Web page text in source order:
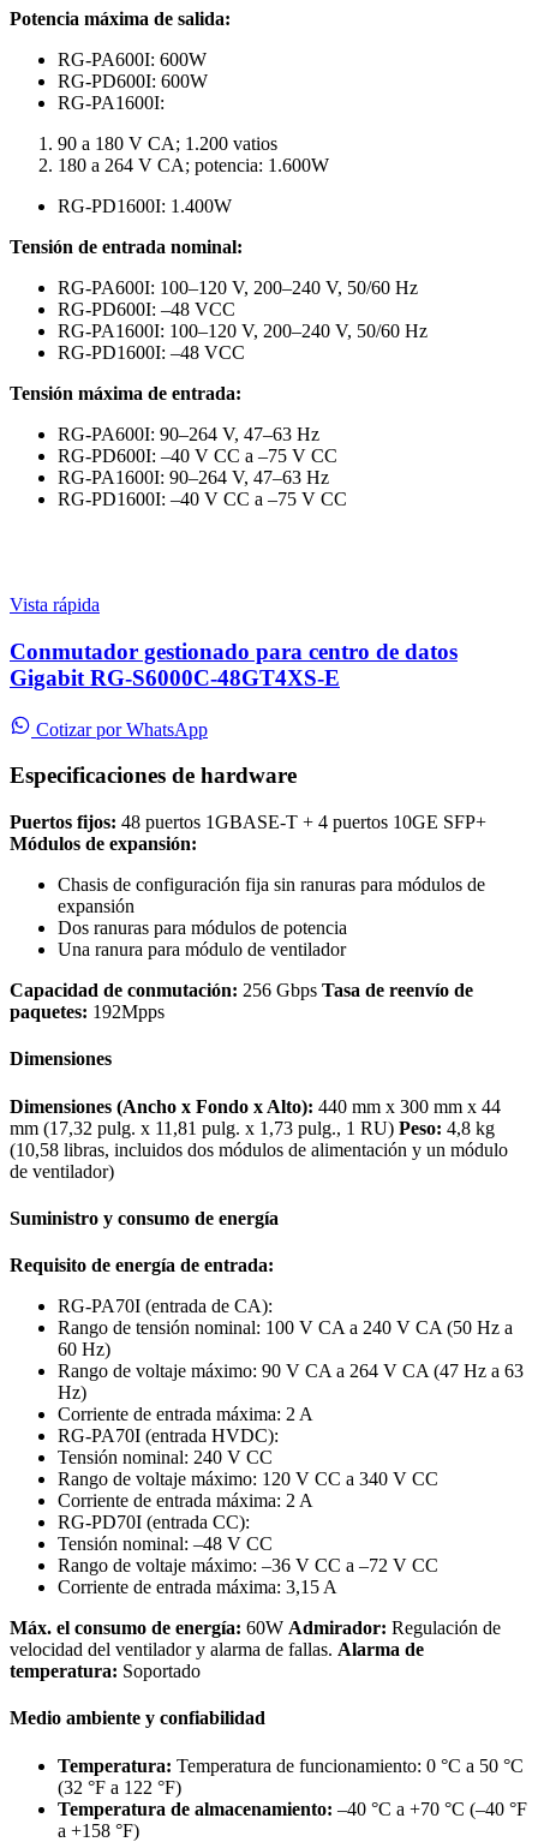
Potencia máxima de salida:
RG-PA600I: 600W
RG-PD600I: 600W
RG-PA1600I:
90 a 180 V CA; 1.200 vatios
180 a 264 V CA; potencia: 1.600W
RG-PD1600I: 1.400W
Tensión de entrada nominal:
RG-PA600I: 100–120 V, 200–240 V, 50/60 Hz
RG-PD600I: –48 VCC
RG-PA1600I: 100–120 V, 200–240 V, 50/60 Hz
RG-PD1600I: –48 VCC
Tensión máxima de entrada:
RG-PA600I: 90–264 V, 47–63 Hz
RG-PD600I: –40 V CC a –75 V CC
RG-PA1600I: 90–264 V, 47–63 Hz
RG-PD1600I: –40 V CC a –75 V CC
Vista rápida
Conmutador gestionado para centro de datos
Gigabit RG-S6000C-48GT4XS-E
Cotizar por WhatsApp
Especificaciones de hardware
Puertos fijos: 48 puertos 1GBASE-T + 4 puertos 10GE SFP+
Módulos de expansión:
Chasis de configuración fija sin ranuras para módulos de
expansión
Dos ranuras para módulos de potencia
Una ranura para módulo de ventilador
Capacidad de conmutación: 256 Gbps Tasa de reenvío de
paquetes: 192Mpps
Dimensiones
Dimensiones (Ancho x Fondo x Alto): 440 mm x 300 mm x 44
mm (17,32 pulg. x 11,81 pulg. x 1,73 pulg., 1 RU) Peso: 4,8 kg
(10,58 libras, incluidos dos módulos de alimentación y un módulo
de ventilador)
Suministro y consumo de energía
Requisito de energía de entrada:
RG-PA70I (entrada de CA):
Rango de tensión nominal: 100 V CA a 240 V CA (50 Hz a
60 Hz)
Rango de voltaje máximo: 90 V CA a 264 V CA (47 Hz a 63
Hz)
Corriente de entrada máxima: 2 A
RG-PA70I (entrada HVDC):
Tensión nominal: 240 V CC
Rango de voltaje máximo: 120 V CC a 340 V CC
Corriente de entrada máxima: 2 A
RG-PD70I (entrada CC):
Tensión nominal: –48 V CC
Rango de voltaje máximo: –36 V CC a –72 V CC
Corriente de entrada máxima: 3,15 A
Máx. el consumo de energía: 60W Admirador: Regulación de
velocidad del ventilador y alarma de fallas. Alarma de
temperatura: Soportado
Medio ambiente y confiabilidad
Temperatura: Temperatura de funcionamiento: 0 °C a 50 °C
(32 °F a 122 °F)
Temperatura de almacenamiento: –40 °C a +70 °C (–40 °F
a +158 °F)